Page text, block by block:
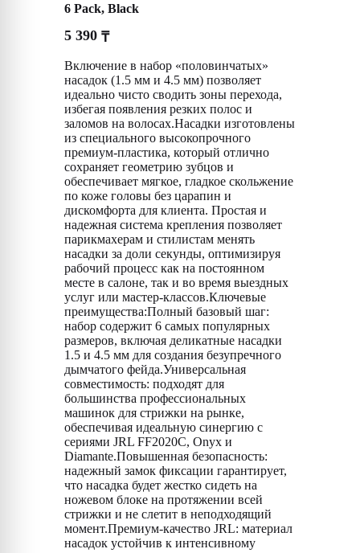
6 Pack, Black
5 390 ₸
Включение в набор «половинчатых»
насадок (1.5 мм и 4.5 мм) позволяет
идеально чисто сводить зоны перехода,
избегая появления резких полос и
заломов на волосах.Насадки изготовлены
из специального высокопрочного
премиум-пластика, который отлично
сохраняет геометрию зубцов и
обеспечивает мягкое, гладкое скольжение
по коже головы без царапин и
дискомфорта для клиента. Простая и
надежная система крепления позволяет
парикмахерам и стилистам менять
насадки за доли секунды, оптимизируя
рабочий процесс как на постоянном
месте в салоне, так и во время выездных
услуг или мастер-классов.Ключевые
преимущества:Полный базовый шаг:
набор содержит 6 самых популярных
размеров, включая деликатные насадки
1.5 и 4.5 мм для создания безупречного
дымчатого фейда.Универсальная
совместимость: подходят для
большинства профессиональных
машинок для стрижки на рынке,
обеспечивая идеальную синергию с
сериями JRL FF2020C, Onyx и
Diamante.Повышенная безопасность:
надежный замок фиксации гарантирует,
что насадка будет жестко сидеть на
ножевом блоке на протяжении всей
стрижки и не слетит в неподходящий
момент.Премиум-качество JRL: материал
насадок устойчив к интенсивному